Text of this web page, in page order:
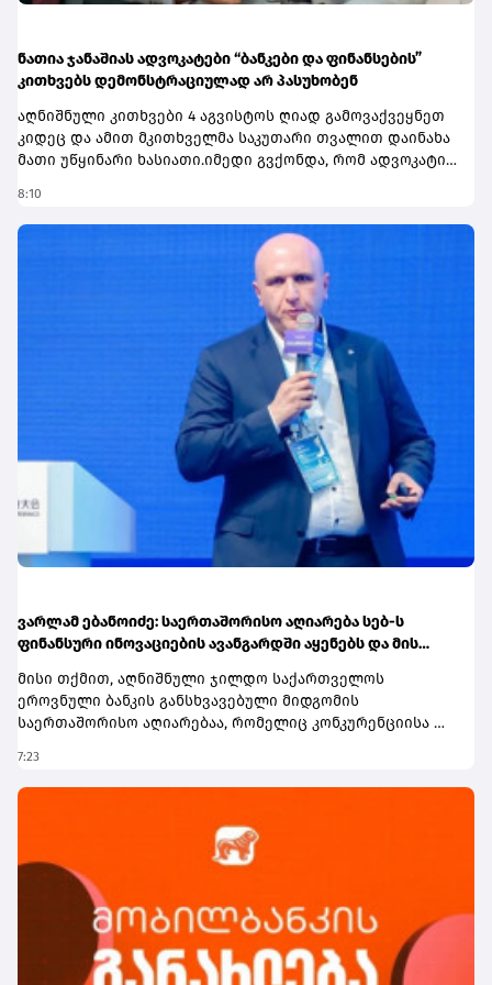
ნათია ჯანაშიას ადვოკატები “ბანკები და ფინანსების”
კითხვებს დემონსტრაციულად არ პასუხობენ
აღნიშნული კითხვები 4 აგვისტოს ღიად გამოვაქვეყნეთ კიდეც და ამით მკითხველმა საკუთარი თვალით დაინახა მათი უწყინარი ხასიათი.იმედი გვქონდა, რომ ადვოკატი ამ ფორმატს მაინც გამოეხმაურებოდა და ჩვენს კითხვებზე პასუხებს მივიღებდით, თუმცა გაგვიცრუვდა ეს იმედი…დასანანია…არც ნათია ჯანაშიას მეორე, საზოგადოებისთვის ჯერჯერობით შედარებით ნაკლებად ცნობილი ადვოკატი, რომელმაც სტრასბურგის სასამართლოს დაკეტილი კარიბჭის წინ ლაივის ჩაწერით დაამახსოვრა ყველას თავი, თამთა ჯანიაშვილი გვპასუხობს კითხვებზე. რა თქმა უნდა, ეს კითხვებიც უწყინარია და, რა თქმა უნდა, როგორც ბატონი ტარიელის შემთხვევაში, ისინიც მის მიერვე გავრცელებული ვიდეომიმართვებიდან გამომდინარეობს.კითხვებს ვსვამთ, კონკრეტულ, შინაარსიან, საქმის ფაქტობრივ გარემოებებს რომ უშუალოდ ეხება, ისეთ კითხვებს. პასუხები არ გვაქვს.მართლაც დასანანია…როგორ არ გაგახსენდეს დიდი მარკ ტვენის უკვდავი ნაწარმოების პირველი სტრიქონები: ტომ! პასუხი არ არის. ტომ! პასუხი არ არის სად დაიკარგა ეს ბიჭი… იმედია, გამოჩნდება.მანამდე კი, კიდევ ერთხელ, ისევ საჯაროდ, ის კითხვები, რითაც ბატონ ტარიელ კაკაბაძეს 16 ივნისს, შემდგომ უკვე 28 ივლისს მივმართეთ და ახლა უკვე 7 აგვისტოს მივმართავთ:ბატონო ტარიელ, კიდევ ერთხელ მოგესალმებით გაზეთიდან და ონლაინ გამოცემიდან "ბანკები და ფინანსები" (www.bfm.ge).ერთ თვეზე მეტი ხნის წინ, კერძოდ 2026 წლის 16 ივნისს, თქვენს ფეისბუქ გვერდზე მითითებული ელექტრონული ფოსტის მისამართზე, მოგმართეთ კონკრეტული კითხვებით, რაც დამებადა თქვენი ერთ-ერთი ვიდეო-მიმართვის გაცნობის შემდეგ, რომელიც თქვენი მარწმუნებლის, „ბრიტანულ-ქართული აკადემიის“ მინორიტარი აქციონერის, ქალბატონი ნათია ჯანაშიას პოზიციას ასახავდა.მას შემდეგ თვე და 10 დღეა გასული და დამეთანხმებით, რომ ეს ის პერიოდია, რომ თუკი მედია პასუხებს ვერ იღებს, უნდა ჩათვალოს, რომ რესპონდენტი კითხვებზე გამოხმაურებას თავს არიდებს.ასეც მივიჩნევთ.მაგრამ ასევე და აქვე, როგორც პასუხისმგებლიანი მედია, თავს ვალდებულად ვთვლით, კიდევ ერთხელ და მორიგჯერ, მოგმართოთ იგივე კითხვებით და მას დავუმატოთ კიდევ ერთი, რომელიც გაგვიჩნდა თქვენი მორიგი, ახლახანს გავრცელებული ვიდეო-მიმართვის კვალდაკვალ, სადაც ამბობთ, რომ თუ საგამოძიებო ორგანოები სათანადო გადაწყვეტილებას არ მიიღებენ და პასუხისგებაში არ მისცემენ ამ საქმეში, თქვენი აზრით, სისხლის სამართლის დამნაშავეებს, მაშინ თქვენ ამოწურავთ საქართველოს მართლმსაჯულების ეტაპებს და შემდგომ საქმეს აუცილებლად წაიღებთ სტრასბურგის ადამიანის უფლებათა ევროპულ სასამართლოში.ამ კითხვით დავიწყებთ -ბატონო ტარიელ, ვიდეო-მიმართვაში თქვენ ახსენებთ საგამოძიებიო უწყებაში მიმდინარე საქმეს, მაგრამ არ აკონკრეტებთ, რომელ საგამოძიებო უწყებაზე და კონკრეტულად რა შინაარსის საქმეზეა საუბარი.გთხოვთ, დააზუსტოთ, რომელ საგამოძიებო უწყებაზე საუბრობთ, ვისი საჩივრის შედეგად არის საქმე აღძრული და რას მოითხოვს კონკრეტულად მომჩივანი. დღემდე კონკრეტულად რა საგამოძიებო მოქმედებები ჩატარდა აღნიშნულ საქმესთან დაკავშირებით.რამდენადაც ჩვენთვის ცნობილია, ერთი საქმე, რომელსაც ფინანსთა სამინისტროს საგამოძიებო სამსახური აწარმოებს, აღძრულია „საქართველოს განათლების ჯგუფის“ საჩივრის საფუძველზე, რაც ნათია ჯანაშიას მენეჯმენტის პერიოდში „ბრიტანულ-ქართული აკადემიის“ აქტივებიდან 4 მლნ აშშ დოლარის სავარაუდო გაფლანგვა-მიტაცებას ეხება.საკითხთან დაკავშირებით, მიმდინარე სისხლის სამართლის სხვა საქმის შესახებ ჩვენთვის ცნობილი არ არის. თუ ასეთი არსებობს, გთხოვთ, მოგვაწოდოთ დაწვრილებითი ინფორმაცია მის შესახებ.თუ თქვენც ამ საქმეს გულისხმობთ (#092060925001), მაშინ გვიჩნდება შემდეგი კითხვა - ეს საქმე თქვენი ოპონენტების საჩივრის საფუძველზე არის აღძრული (სამსახურებრივი მდგომარეობის გამოყენებით, დიდ ოდენობით, შპს „ბრიტანულ–ქართული აკადემიის“ კუთვნილი თანხის შესაძლო მითვისება–გაფლანგვის ფაქტზე. გამოძიების პერიოდი მოიცავს ნათია ჯანაშიასა და მისი მეუღლის, დავით ცეცხლაძის მენეჯმენტში ყოფნის პერიოდს (2019-2024 წლებს) და თუნდაც საქართველოს სამართლებრივ სივრცეში ყველა შესაძლებლობის ამოწურვის შემდეგ, როგორ, რის საფუძველზე წაიღებთ მას ადამიანის უფლებათა ევროპულ სასამართლოში და რის საფუძველზე გექნებათ იმის რწმენა, რომ სტრასბურგი საქმეს განსახილველად მიიღებს?თუ სხვა საქმეზეა საუბარი, კიდევ ერთხელ, უმორჩილესად გთხოვთ, მოგვაწოდოთ დაწვრილებითი ინფორმაცია საქმის შესახებ, პირველ რიგში ნომერი და საგანი.ახლა კი ის კითხვები, რომლითაც 2026 წლის 16 ივნისს ერთხელ უკვე მოგმართეთ.გეტყვით გულწრფელად, რომ სასიამოვნოდ გაოცებული და კმაყოფილი დავრჩები, თუ მათზე თქვენს გამოხმაურებას მივიღებ, თუმცა, გამომდინარე უკვე არსებული პრაქტიკიდან, საამისო მოლოდინის საფუძველი არ გამაჩნია.1 - თქვენ ამბობთ - ნათია ჯანაშია იყო 100%-იანი წილის მფლობელი, მანამ სანამ 70%-იან წილს საბაზრო ღირებულებაზე ბევრად ნაკლებ ფასად დაესაკუთრა "საქართველოს კაპიტალი".გთხოვთ, დააზუსტოთ, რას გულისხმობთ დეფინიციაში - ბევრად ნაკლებ ფასად. ასევე, რას გულისხმობთ "დასაკუთრებაში". რამდენადაც ჩვენთვის ცნობილია, საქართველოს კაპიტალმა წილი რამდენიმეთვიანი მოლაპარაკების შემდგომ, 29,3 მილიონ ლარად შეიძინა და ნათია ჯანაშია წილის გასხვისების პირობებს რამდენიმე თვე ათანხმებდა. ამასთან, 2024 წლის გარკვეული პერიოდის ჩათვლით, არც პირად საუბრებში და არც საჯაროდ, წილის არასამართლიან ღირებულებაზე სიტყვაც არ დაუძრავს არსად.რამდენადაც ცნობილია, არსებობს ლევან სამხარაულის სახელობის ექსპერტიზის ეროვნული ბიუროს დასკვნა, რომ "ბრიტანულ-ქართული აკადემიის" 70 %-ის მოცულობის წილში 2019 წელს გადახდილი 29 მილიონ 300 ათასი ლარი, ნახევარი მილიონი ლარით აღემატება კიდეც იმ დროს არსებულ საბაზრო ფასს.როდესაც ამბობთ, რომ 2019 წელს აკადემიის 70%-იან წილს საბაზრო ღირებულებაზე ბევრად ნაკლებ ფასად დაესაკუთრა "საქართველოს კაპიტალი", - რა კონკრეტულ არგუმენტებს ეყრდნობით.გთხოვთ, მოგვაწოდოთ დოკუმენტური დასაბუთება წილის იმ ღირებულებაზე, რომელსაც თვლით სამართლიანად და წარმოადგინოთ კონკრეტული ხელმოწერილი ხელშეკრულებები, შეთანხმებები და მემორანდუმები, ყველა სახის ხელმოწერილი მტკიცებულებულებები, რომელიც ადასტურებს თქვენ მიერ მოყვანილ არგუმენტებს. ვიდეომიმართვაში თქვენ ამბობთ, რომ ნათია ჯანაშია დაარწმუნეს, რომ გაეყიდა 70% წილი, რომ იყო ცრუ დაპირებები, მოტყუება. გთხოვთ, მეტად განმარტოთ, ვინ დაარწმუნა, რა ხერხებით აიძულეს 30 მილიონ ლარამდე ღირებულების გარიგებაზე დათანხმება. იძულებით მიიღო და იძულებით ჩაურიცხეს ეს თანხა 2019 წელს, თუ რას გულისხმობთ?რაიმე დოკუმენტი თუ გაქვთ თქვენი სიტყვების დასადასტურებლად, რომელიც ხელმოწერილია ორივე მხარის მიერ? ასევე, როგორ აიძულეს 29,3 მილიონზე დათანხმება და როგორ შეთანხმდა ეს კონკრეტული თანხარატომ 29,3 მილიონი, არა 11 მილიონი ან 4.6 მილიონი ლარი, ან/და არა ნებისმიერი სხვა ოდენობის თანხა? თქვენ ამბობთ, რომ გარიგების პარალელურად არსებობდა რამდენიმე დამატებითი პირობა, რომელთა გამოც ნათია ჯანაშია დათანხმდა წილის გაყიდვას. გთხოვთ, კონკრეტულად განგვიმარტოთ და გვითხრათ ყველა ის პირობა, რაც გარიგების პარალელურად დამატებით არსებობდა. ასევე, გთხოვთ, განგვიმარტოთ, რა ფორმატითარსებობდა ეს პირობები - იყო ეს ხელშეკრულების დანართი, დამატებითი შეთანხმების ფორმატი, თუ სხვა რამ.გთხოვთ მოგვაწოდოთ ყველა დოკუმენტი, რომელიც ადასტურებს თქვენ სიტყვებს. ასევე, გთხოვთ დაგვიდასტუროთ, წერილობით არსებობდა თუ არა რაიმე სახის დაპირება და ის ასახული იყო თუ არა რომელიმე ორმხრივად გაფორმებულ დოკუმენტში - მემორანდუმში ან/და წილის დათმობის ხელშეკრულებში? ვიდეომიმართვაში, თქვენს მიერ ნახსენები რამდენიმე პირობიდან მხოლოდ ერთ-ერთზე საუბრობთ. კერძოდ იმაზე, რომ შეთანხმების საფუძველზე "აკადემიის" კაპიტალში ინვესტორს ტაბახმელის/ოქროყანის მიწა უნდა შეეტანა ნულოვანი ღირებულებით. გთხოვთ, განგვიმარტოთ, კონკრეტულად რა შეთანხმებაზეა საუბარი, რა ფორმატით დაიდო/გაფორმდა იგი, მხარეთა მხრიდან შესასრულებელ კიდევ რაიმე დამატებით კონკრეტულ ასპექტებს ხომ არ შეიცავდა იგი.არსებობს ინფორმაცია, რომელსაც გავრცელებულ ვრცელ წერილში, აკადემიის ყოფილი დირექტორი და "საქართველოს განათლების ჯგუფის" ასევე ყოფილი დირექტორი გიორგი კეთილაძე ადასტურებს. კერძოდ ის, რომ აღნიშნული მიწა კაპიტალში უნდა შესულიყოთანაბარწილოვანი პრინციპით. ანუ, "საქართველოს განათლების ჯგუფს" მიწა უნდა შეეტანა კაპიტალში იმის პარალელურად, რაც ნათია ჯანაშია კაპიტალში შეიტანდა მიწის ღირებულების 30 %-ს.ამ პირობას კეთილაძე ადასტურებს ელექტრონული მიმოწერის არსებობით, როგორც ბატონ დავით ცეცხლაძესთან (ნათია ჯანაშიას მეუღლე), ისე ქალბატონ ნათია ჯანაშიასთან. არსებული ინფორმაციით, მეუღლეები "განათლების ჯგუფს" მიმართავენ თხოვნით, მიწის 30%-ის ღირებულება კაპიტალში შეიტანონ არა ერთბაშად, არამედ 4 ნაწილად.ადასტურებთ თუ არა ამ შინაარსის მიმოწერის არსებობას, როგორც ფაქტს და მიგაჩნიათ თუ არა, რომ თქვენი ოპონენტები სასამართლო განხილვებისას ამ ფაქტს გამოიყენებენ, როგორც წონად არგუმენტს იმის დასამტკიცებლად, რომ მხარეთა შორის შეთანხმება არსებობდა მიწის კაპიტალში ასახვის თაობაზე არა ნულოვანი ღირებულებით, არამედ თანაბარწილოვანი შენატანის პრინციპით.აქვე გთხოვთ მოგვაწოდოთ დამატებითი ინფორმაცია სხვა რა პირობები შეთანხმდა მხარეთა შორის ამ მიწასთან დაკავშირებით. კერძოდ, როდის, რა ვადებში და რა გზით უნდა გადაცემოდა იგი აკადემიას?აქვე - იგივე საკითხთან, მიწასთან დაკავშირებით, - თქვენ ამბობთ, რომ კაპიტალში მისი ნულოვანი ღირებულებით შეტანის თაობაზე შეთანხმებას ადასტურებს მოწმეთა გამოკითხვის ოქმები და კიდევ სხვა მტკიცებულებები. ეს ხომ არ ნიშნავს იმას, რომ არაპირდაპირ ადასტურებთიმ ფაქტს, რომ ხელშეკრულებაში მსგავსი ჩანაწერი არ არსებობს და ეყრდნობით მხოლოდ მოწმეთა ჩვენებებს.ამასთან დაკავშირებით, გთხოვთ, გაგვიზიაროთ: კონკრეტულად რას გულისხმობთ "მოწმეთა გამოკითხვის ოქმებში და კიდევ სხვა მტკიცებულებებში". კერძოდ, რამდენადაც ჩვენთვის ცნობილია, ქ-ნ ჯანაშიას არ გააჩნია დაზარალებულის სტატუსი საქმეში და ამიტომ, დაუდგენელია საიდან ფლობს ინფორმაციას მოწმეთა ჩვენებებზე. საჯარო წყაროებში ამგვარ მოწმეთა არსებობა არ იკვეთება. თუ შესაძლებლად ჩათვლით, ამ ეტაპზევე გვითხრათ, ვინ არიან აღნიშნული მოწმეები და რამდენად არსებითად არიან ისინი დაკავშირებული აღნიშნულ დავასთან. მოწმეების გამოკითხვის ოქმების გარდა, გაქვთ თუ არა რეალური და კონკრეტული დოკუმენტი, რაც სრულფასოვნად ადასტურებს თქვენ სიტყვებს კაპიტალში ტაბახმელის/ოქროყანის მიწის ნულოვანი ფასით შეტანის თაობაზე? საინვესტიციო შეთანხმება "საქართველოს კაპიტალთან" არის დადებული თუ "საქართველოს განათლების ჯგუფთან"? 5.მიწა ვის ეკუთვნოდა და რატომ იყო სკოლისთვის მისი გადაცემა არსებითი ქ-ნ ჯანაშიასთვის? მან ითხოვა ეს მიწა სკოლას გადაცემოდა? მან მოიძია ეს მიწა და დაავალა "საქართველოს კაპიტალს" მისი სკოლისთვის გადაცემა? ვიდეომიმართვის დასასრულს თქვენ ამბობთ, რომ ინვესტორის მხარე ცდილობს ნათია ჯანაშიას წაართვას დარჩენილი 30 %-იანი წილიც. გთხოვთ, დაგვიზუსტოთ, კონკრეტულად რა მცდელობები განახორციელა მხარემ საამისოდ. ზოგადად, მხარეთა შორის წილის გამოსყიდვასთან დაკავშირებით, ჩვენთვის ცნობილია,
8:10
ვარლამ ებანოიძე: საერთაშორისო აღიარება სებ-ს
ფინანსური ინოვაციების ავანგარდში აყენებს და მის
მისი თქმით, აღნიშნული ჯილდო საქართველოს
ეროვნული ბანკის განსხვავებული მიდგომის
საერთაშორისო აღიარებაა, რომელიც კონკურენციისა და
ისეთ კონცენტრირებულ ბაზრებზე, როგორიც
საქართველოს საბანკო სისტემაა, სხვა ქვეყნის
მექანიზმებს იყენებენ, ჩვენ კი პირველადი ხელშესახები
შედეგები ე.წ. არაქირურგიული მეთოდებით მივიღეთ“, -
აღნიშნა ვარლამ ებანოიძემ.მისივე შეფასებით, ამ
შედეგების მიღწევაში მნიშვნელოვანი როლი შეასრულა
რეგულირების ლაბორატორიამ (Regulatory Sandbox),
რომელიც ახალ კომპანიებს ტექნოლოგიების რეალურ
გარემოში გამოცდის შესაძლებლობას აძლევს, ასევე ღია
7:23